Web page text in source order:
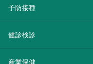
予防接種
健診検診
産業保健